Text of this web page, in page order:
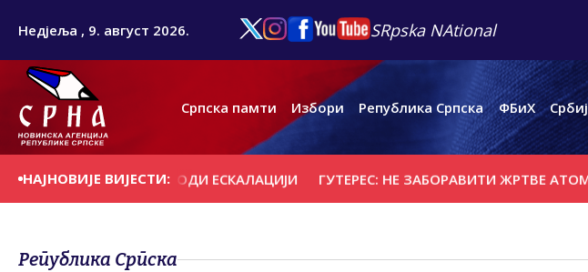
Недјеља , 9. август 2026. SRpska NAtional
Српска памти Избори Република Српска ФБиХ
НАЈНОВИЈЕ ВИЈЕСТИ:
КВАЗИБЛОК ВОДИ ЕСКАЛАЦИЈИ ГУТЕРЕС: НЕ ЗАБОРАВИТИ ЖРТВЕ АТОМСКОГ
Република Српска